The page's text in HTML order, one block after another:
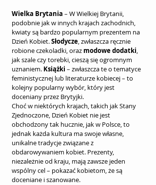
Wielka Brytania – W Wielkiej Brytanii,
podobnie jak w innych krajach zachodnich,
kwiaty są bardzo popularnym prezentem na
Dzień Kobiet. Słodycze, zwłaszcza ręcznie
robione czekoladki, oraz modowe dodatki,
jak szale czy torebki, cieszą się ogromnym
uznaniem. Książki – zwłaszcza te o tematyce
feministycznej lub literaturze kobiecej – to
kolejny popularny wybór, który jest
doceniany przez Brytyjki.
Choć w niektórych krajach, takich jak Stany
Zjednoczone, Dzień Kobiet nie jest
obchodzony tak hucznie, jak w Polsce, to
jednak każda kultura ma swoje własne,
unikalne tradycje związane z
obdarowywaniem kobiet. Prezenty,
niezależnie od kraju, mają zawsze jeden
wspólny cel – pokazać kobietom, że są
doceniane i szanowane.